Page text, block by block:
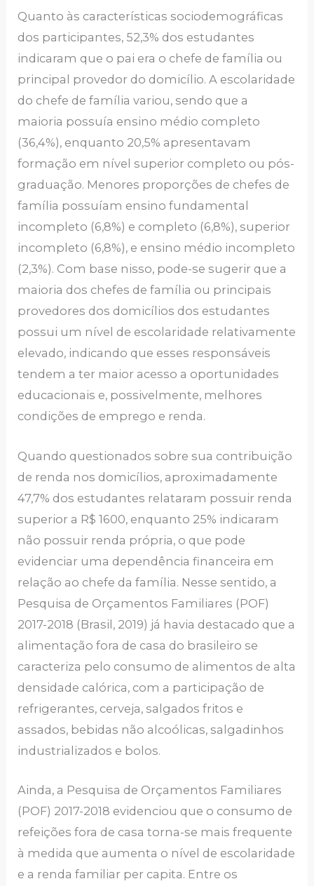
Quanto às características sociodemográficas
dos participantes, 52,3% dos estudantes
indicaram que o pai era o chefe de família ou
principal provedor do domicílio. A escolaridade
do chefe de família variou, sendo que a
maioria possuía ensino médio completo
(36,4%), enquanto 20,5% apresentavam
formação em nível superior completo ou pós-
graduação. Menores proporções de chefes de
família possuíam ensino fundamental
incompleto (6,8%) e completo (6,8%), superior
incompleto (6,8%), e ensino médio incompleto
(2,3%). Com base nisso, pode-se sugerir que a
maioria dos chefes de família ou principais
provedores dos domicílios dos estudantes
possui um nível de escolaridade relativamente
elevado, indicando que esses responsáveis
tendem a ter maior acesso a oportunidades
educacionais e, possivelmente, melhores
condições de emprego e renda.
Quando questionados sobre sua contribuição
de renda nos domicílios, aproximadamente
47,7% dos estudantes relataram possuir renda
superior a R$ 1600, enquanto 25% indicaram
não possuir renda própria, o que pode
evidenciar uma dependência financeira em
relação ao chefe da família. Nesse sentido, a
Pesquisa de Orçamentos Familiares (POF)
2017-2018 (Brasil, 2019) já havia destacado que a
alimentação fora de casa do brasileiro se
caracteriza pelo consumo de alimentos de alta
densidade calórica, com a participação de
refrigerantes, cerveja, salgados fritos e
assados, bebidas não alcoólicas, salgadinhos
industrializados e bolos.
Ainda, a Pesquisa de Orçamentos Familiares
(POF) 2017-2018 evidenciou que o consumo de
refeições fora de casa torna-se mais frequente
à medida que aumenta o nível de escolaridade
e a renda familiar per capita. Entre os